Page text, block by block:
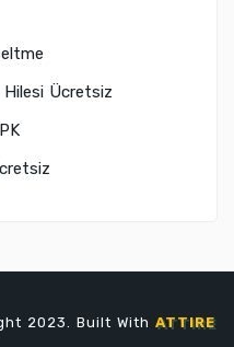
Ücretsiz
2023. Built WithATTIRE